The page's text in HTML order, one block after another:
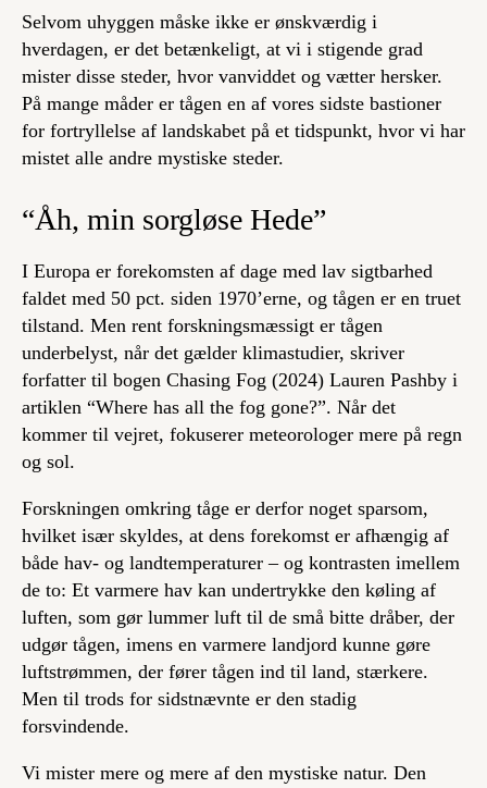
Selvom uhyggen måske ikke er ønskværdig i
hverdagen, er det betænkeligt, at vi i stigende grad
mister disse steder, hvor vanviddet og vætter hersker.
På mange måder er tågen en af vores sidste bastioner
for fortryllelse af landskabet på et tidspunkt, hvor vi har
mistet alle andre mystiske steder.
“Åh, min sorgløse Hede”
I Europa er forekomsten af dage med lav sigtbarhed
faldet med 50 pct. siden 1970’erne, og tågen er en truet
tilstand. Men rent forskningsmæssigt er tågen
underbelyst, når det gælder klimastudier, skriver
forfatter til bogen Chasing Fog (2024) Lauren Pashby i
artiklen “Where has all the fog gone?”. Når det
kommer til vejret, fokuserer meteorologer mere på regn
og sol.
Forskningen omkring tåge er derfor noget sparsom,
hvilket især skyldes, at dens forekomst er afhængig af
både hav- og landtemperaturer – og kontrasten imellem
de to: Et varmere hav kan undertrykke den køling af
luften, som gør lummer luft til de små bitte dråber, der
udgør tågen, imens en varmere landjord kunne gøre
luftstrømmen, der fører tågen ind til land, stærkere.
Men til trods for sidstnævnte er den stadig
forsvindende.
Vi mister mere og mere af den mystiske natur. Den